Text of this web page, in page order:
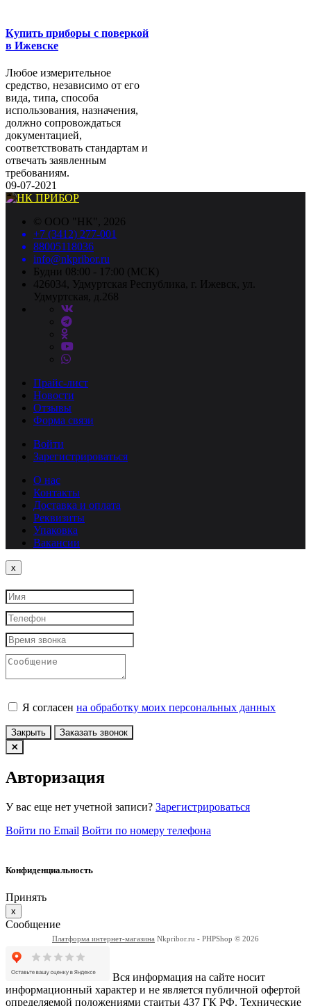
Купить приборы с поверкой
в Ижевске
Любое измерительное
средство, независимо от его
вида, типа, способа
использования, назначения,
должно сопровождаться
документацией,
соответствовать стандартам и
отвечать заявленным
требованиям.
09-07-2021
© ООО "НК", 2026
+7 (3412) 277-001
88005118036
info@nkpribor.ru
Будни 08:00 - 17:00 (МСК)
426034, Удмуртская Республика, г. Ижевск, ул.
Удмуртская, д.268
Прайс-лист
Новости
Отзывы
Форма связи
Войти
Зарегистрироваться
О нас
Контакты
Доставка и оплата
Реквизиты
Упаковка
Вакансии
x
Я согласен на обработку моих персональных данных
Закрыть Заказать звонок
Авторизация
У вас еще нет учетной записи? Зарегистрироваться
Войти по Email Войти по номеру телефона
Конфиденциальность
Принять
x
Сообщение
Платформа интернет-магазина Nkpribor.ru - PHPShop © 2026
Вся информация на сайте носит
информационный характер и не является публичной офертой
определяемой положениями стаитьи 437 ГК РФ. Технические